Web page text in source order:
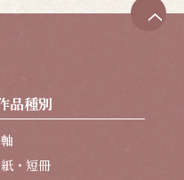
品種別
・短冊
ペ